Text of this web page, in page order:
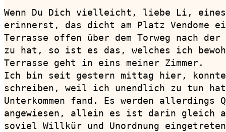
Wenn Du Dich vielleicht, liebe Li, eines
erinnerst, das dicht am Platz Vendome
Terrasse offen über dem Torweg nach der
zu hat, so ist es das, welches ich
Terrasse geht in eins meiner Zimmer.
Ich bin seit gestern mittag hier,
schreiben, weil ich unendlich zu tun
Unterkommen fand. Es werden
angewiesen, allein es ist darin gleich
soviel Willkür und Unordnung